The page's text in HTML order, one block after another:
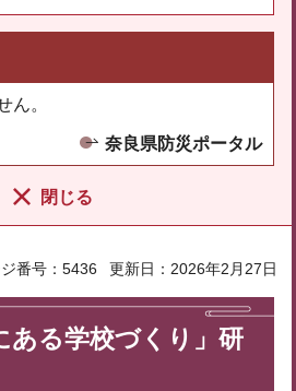
ん。
奈良県防災ポータル
閉じる
番号：5436 更新日：2026年2月27日
ある学校づくり」研